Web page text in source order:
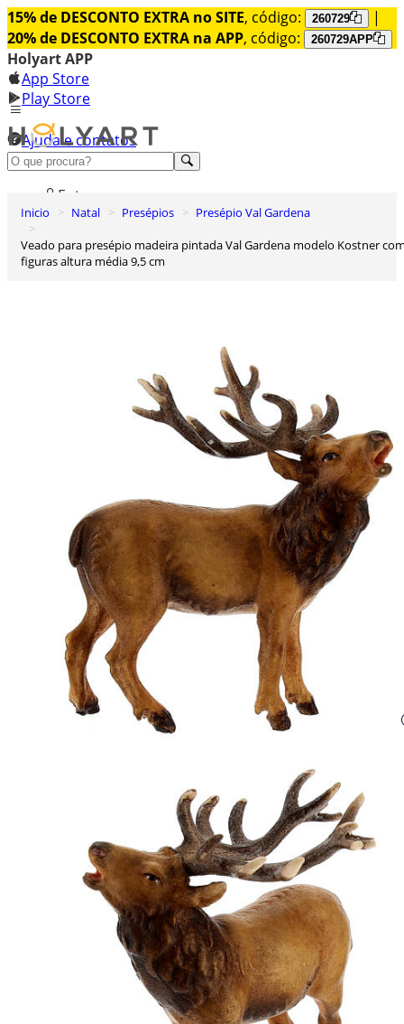
15% de DESCONTO EXTRA no SITE, código: 260729
|
20% de DESCONTO EXTRA na APP, código: 260729APP
Holyart APP
App Store
Play Store
Ajuda e contatos
Conheça premium
Entrar
Lista de Desejos
0
Carrinho de Compras
Inicio Natal Presépios
Presépio Val Gardena
Veado para presépio madeira pintada Val Gardena modelo Kostner com
figuras altura média 9,5 cm